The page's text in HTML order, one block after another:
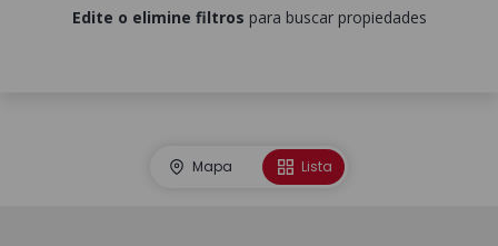
Edite o elimine filtros para buscar propiedades
Mapa Lista